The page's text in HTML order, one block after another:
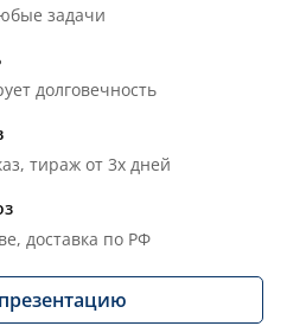
задачи
долговечность
тираж от 3х дней
доставка по РФ